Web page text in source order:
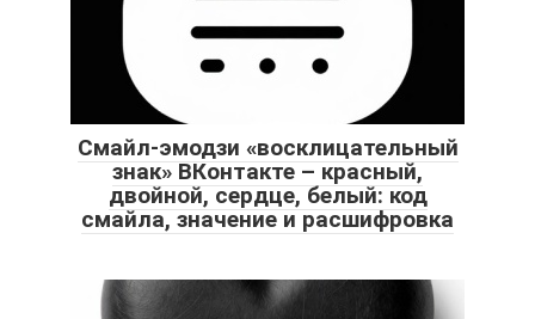
Смайл-эмодзи «восклицательный
знак» ВКонтакте – красный,
двойной, сердце, белый: код
смайла, значение и расшифровка